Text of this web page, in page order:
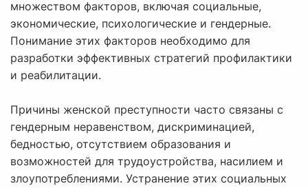
множеством факторов, включая социальные,
экономические, психологические и гендерные.
Понимание этих факторов необходимо для
разработки эффективных стратегий профилактики
и реабилитации.
Причины женской преступности часто связаны с
гендерным неравенством, дискриминацией,
бедностью, отсутствием образования и
возможностей для трудоустройства, насилием и
злоупотреблениями. Устранение этих социальных